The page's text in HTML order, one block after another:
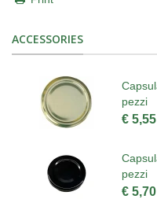
ACCESSORIES
pezzi
€ 5,55
pezzi
€ 5,70